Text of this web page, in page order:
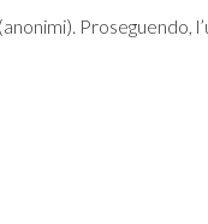
Proseguendo,